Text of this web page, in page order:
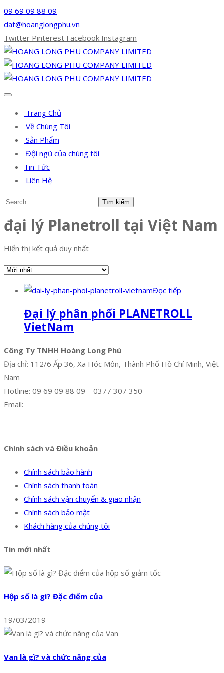
09 69 09 88 09
dat@hoanglongphu.vn
Twitter Pinterest Facebook Instagram
Trang Chủ
Về Chúng Tôi
Sản Phẩm
Đội ngũ của chúng tôi
Tin Tức
Liên Hệ
đại lý Planetroll tại Việt Nam
Hiển thị kết quả duy nhất
Đọc tiếp
Đại lý phân phối PLANETROLL
VietNam
Công Ty TNHH Hoàng Long Phú
Địa chỉ: 112/6 Ấp 36, Xã Hóc Môn, Thành Phố Hồ Chí Minh, Việt
Nam
Hotline: 09 69 09 88 09 – 0377 307 350
Email:
Chính sách và Điều khoản
Chính sách bảo hành
Chính sách thanh toán
Chính sách vận chuyển & giao nhận
Chính sách bảo mật
Khách hàng của chúng tôi
Tin mới nhất
Hộp số là gì? Đặc điểm của
19/03/2019
Van là gì? và chức năng của